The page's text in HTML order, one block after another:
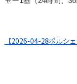
【2026-04-28ポルシ